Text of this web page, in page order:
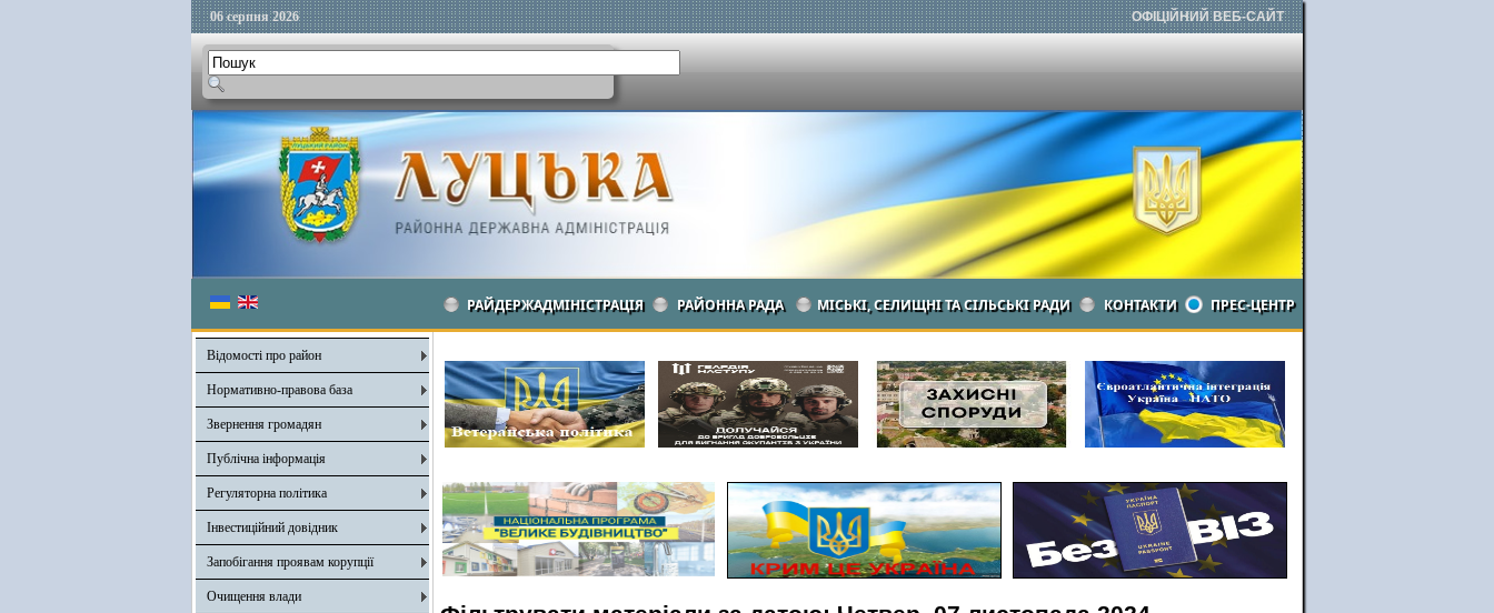
06 серпня 2026 ОФІЦІЙНИЙ ВЕБ-САЙТ
РАЙДЕРЖАДМІНІСТРАЦІЯ РАЙОННА РАДА МІСЬКІ, СЕЛИЩНІ ТА СІЛЬСЬКІ РАДИ КОНТАКТИ ПРЕС-ЦЕНТР
Відомості про район
Нормативно-правова база
Звернення громадян
Публічна інформація
Регуляторна політика
Інвестиційний довідник
Запобігання проявам корупції
Очищення влади